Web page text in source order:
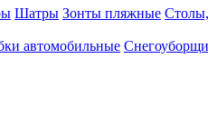
Шатры Зонты пляжные Столы,
автомобильные